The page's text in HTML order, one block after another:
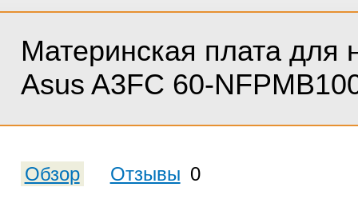
Материнская плата для
Asus A3FC 60-
Обзор Отзывы 0